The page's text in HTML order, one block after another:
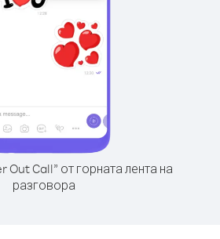
Out Call” от горната лента на
разговора